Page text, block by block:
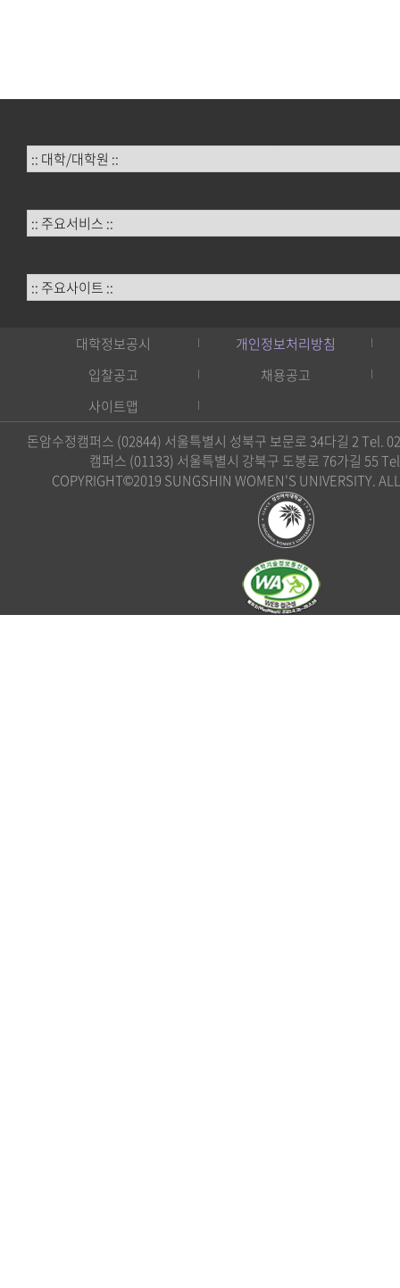
대학정보공시
개인정보처리방침
입찰공고
채용공고
사이트맵
돈암수정캠퍼스 (02844) 서울특별시 성북구 보문로 34다길 2 Tel.
캠퍼스 (01133) 서울특별시 강북구 도봉로 76가길 55
COPYRIGHT©2019 SUNGSHIN WOMEN'S UNIVERSITY.